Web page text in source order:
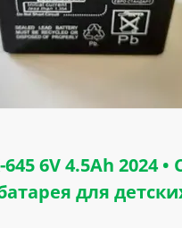
6V 4.5Ah 2024
для